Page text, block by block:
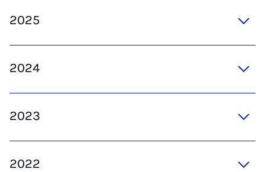
2025
2024
2023
2022